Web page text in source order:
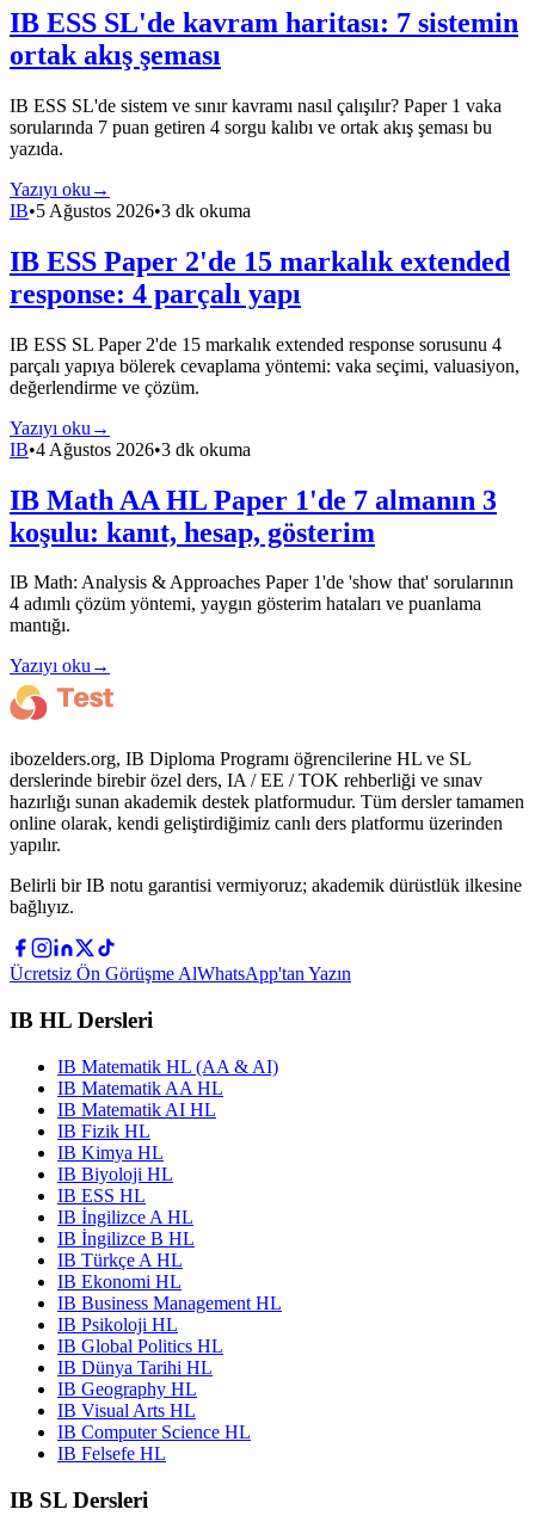
IB ESS SL'de kavram haritası: 7 sistemin
ortak akış şeması
IB ESS SL'de sistem ve sınır kavramı nasıl çalışılır? Paper 1 vaka
sorularında 7 puan getiren 4 sorgu kalıbı ve ortak akış şeması bu
yazıda.
Yazıyı oku →
IB•5 Ağustos 2026•3 dk okuma
IB ESS Paper 2'de 15 markalık extended
response: 4 parçalı yapı
IB ESS SL Paper 2'de 15 markalık extended response sorusunu 4
parçalı yapıya bölerek cevaplama yöntemi: vaka seçimi, valuasiyon,
değerlendirme ve çözüm.
Yazıyı oku →
IB•4 Ağustos 2026•3 dk okuma
IB Math AA HL Paper 1'de 7 almanın 3
koşulu: kanıt, hesap, gösterim
IB Math: Analysis & Approaches Paper 1'de 'show that' sorularının
4 adımlı çözüm yöntemi, yaygın gösterim hataları ve puanlama
mantığı.
Yazıyı oku→
ibozelders.org, IB Diploma Programı öğrencilerine HL ve SL
derslerinde birebir özel ders, IA / EE / TOK rehberliği ve sınav
hazırlığı sunan akademik destek platformudur. Tüm dersler tamamen
online olarak, kendi geliştirdiğimiz canlı ders platformu üzerinden
yapılır.
Belirli bir IB notu garantisi vermiyoruz; akademik dürüstlük ilkesine
bağlıyız.
Ücretsiz Ön Görüşme AlWhatsApp'tan Yazın
IB HL Dersleri
IB Matematik HL (AA & AI)
IB Matematik AA HL
IB Matematik AI HL
IB Fizik HL
IB Kimya HL
IB Biyoloji HL
IB ESS HL
IB İngilizce A HL
IB İngilizce B HL
IB Türkçe A HL
IB Ekonomi HL
IB Business Management HL
IB Psikoloji HL
IB Global Politics HL
IB Dünya Tarihi HL
IB Geography HL
IB Visual Arts HL
IB Computer Science HL
IB Felsefe HL
IB SL Dersleri